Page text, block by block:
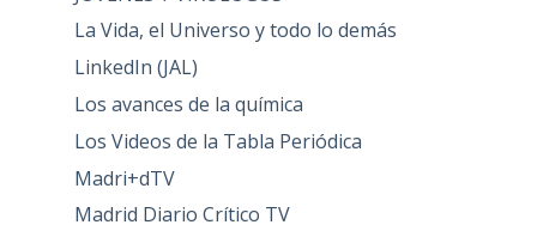
La Vida, el Universo y todo lo demás
LinkedIn (JAL)
Los avances de la química
Los Videos de la Tabla Periódica
Madri+dTV
Madrid Diario Crítico TV